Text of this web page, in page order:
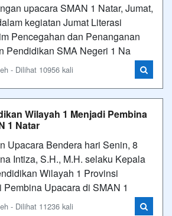
upacara SMAN 1 Natar, Jumat,
kegiatan Jumat Literasi
Pencegahan dan Penanganan
Pendidikan SMA Negeri 1 Na
- Dilihat 10956 kali
Wilayah 1 Menjadi Pembina
1 Natar
Upacara Bendera hari Senin, 8
Intiza, S.H., M.H. selaku Kepala
Wilayah 1 Provinsi
Upacara di SMAN 1
- Dilihat 11236 kali